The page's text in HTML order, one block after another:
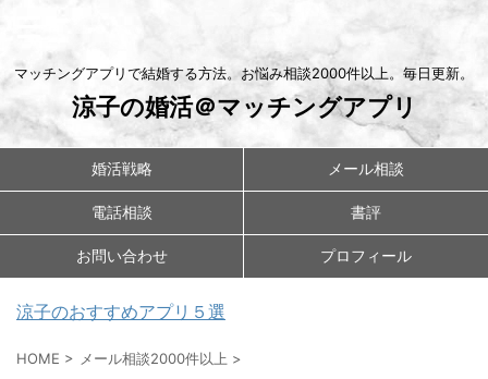
マッチングアプリで結婚する方法。お悩み相談2000件以上。毎日更新。
涼子の婚活＠マッチングアプリ
婚活戦略 メール相談
電話相談 書評
お問い合わせ プロフィール
涼子のおすすめアプリ５選
HOME > メール相談2000件以上 >